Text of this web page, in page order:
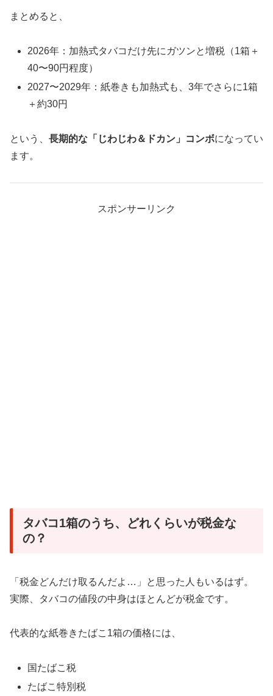
まとめると、
2026年：加熱式タバコだけ先にガツンと増税（1箱＋
40〜90円程度）
2027〜2029年：紙巻きも加熱式も、3年でさらに1箱
＋約30円
という、 長期的な「じわじわ＆ドカン」コンボになってい
ます。
スポンサーリンク
タバコ1箱のうち、どれくらいが税金な
の？
「税金どんだけ取るんだよ…」と思った人もいるはず。
実際、タバコの値段の中身はほとんどが税金です。
代表的な紙巻きたばこ1箱の価格には、
国たばこ税
たばこ特別税